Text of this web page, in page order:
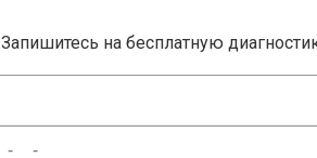
Запишитесь на бесплатную